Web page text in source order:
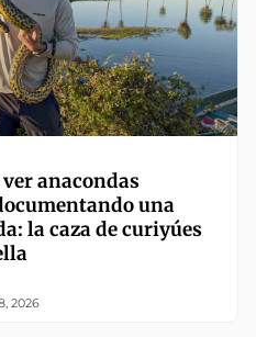
anacondas
una
la caza de curiyúes
2026